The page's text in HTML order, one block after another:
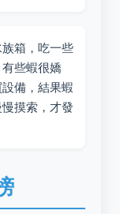
箱，吃一些
些蝦很嬌
備，結果蝦
摸索，才發